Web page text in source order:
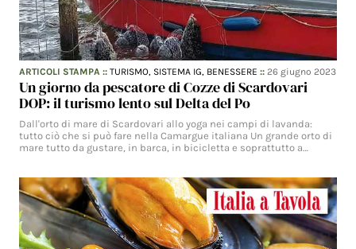
ARTICOLI STAMPA ::TURISMO, SISTEMA IG, BENESSERE ::26 giugno 2023
Un giorno da pescatore di Cozze di Scardovari
DOP: il turismo lento sul Delta del Po
Dall'orto di mare di Scardovari allo yoga nei campi di lavanda:
tutto ciò che si può fare nella Camargue italiana Un grande orto di
mare tutto da gustare, in barca, in bicicletta e soprattutto a…